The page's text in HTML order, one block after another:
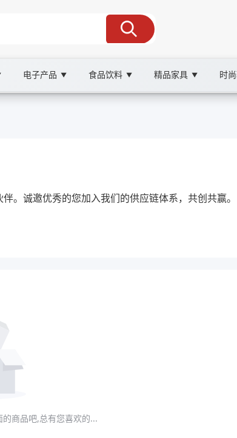
电子产品 ▼ 食品饮料 ▼ 精品家具 ▼ 时
。诚邀优秀的您加入我们的供应链体系，共创共赢。
商品吧,总有您喜欢的...